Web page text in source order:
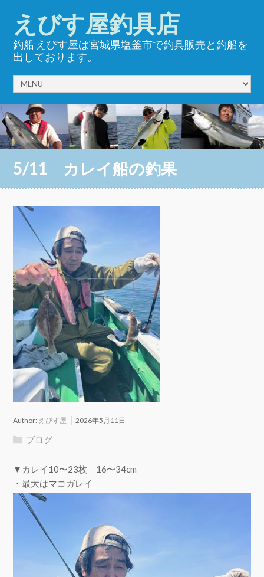
えびす屋釣具店
釣船 えびす屋は宮城県塩釜市で釣具販売と釣船を
出しております。
5/11 カレイ船の釣果
Author: えびす屋 2026年5月11日
ブログ
▼カレイ10〜23枚 16〜34cm
・最大はマコガレイ